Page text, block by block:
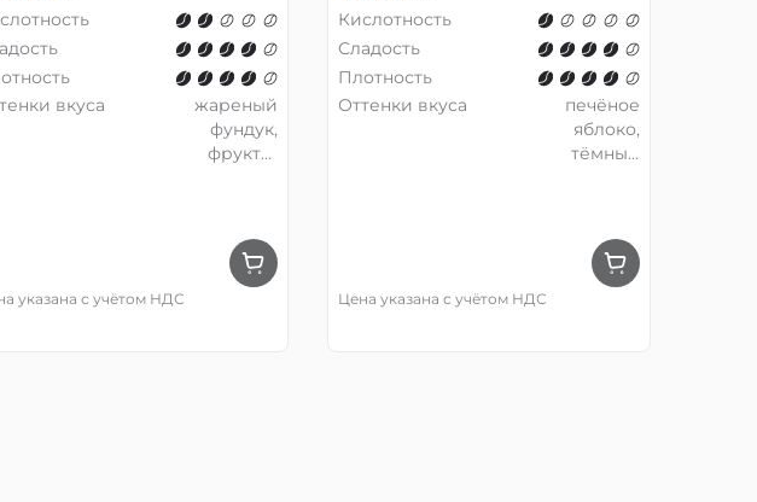
вкуса
жареный
фундук,
фрукты,
указана с учётом НДС
Кислотность
Сладость
Плотность
Оттенки вкуса
печёное
яблоко,
тёмный
Цена указана с учётом НДС